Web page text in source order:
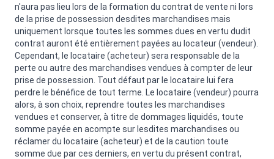
n'aura pas lieu lors de la formation du contrat de vente ni lors
de la prise de possession desdites marchandises mais
uniquement lorsque toutes les sommes dues en vertu dudit
contrat auront été entièrement payées au locateur (vendeur).
Cependant, le locataire (acheteur) sera responsable de la
perte ou autre des marchandises vendues à compter de leur
prise de possession. Tout défaut par le locataire lui fera
perdre le bénéfice de tout terme. Le locataire (vendeur) pourra
alors, à son choix, reprendre toutes les marchandises
vendues et conserver, à titre de dommages liquidés, toute
somme payée en acompte sur lesdites marchandises ou
réclamer du locataire (acheteur) et de la caution toute
somme due par ces derniers, en vertu du présent contrat,